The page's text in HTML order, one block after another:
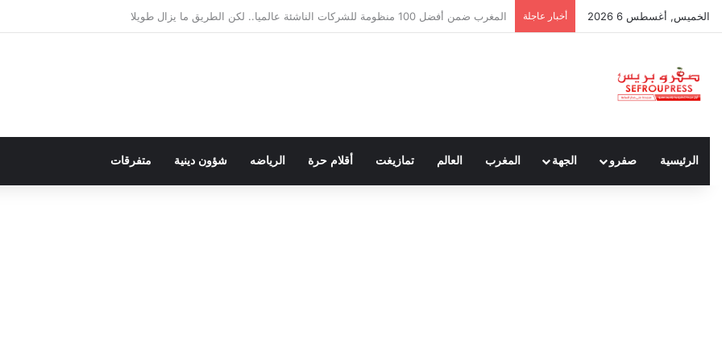
الخميس, أغسطس 6 2026 أخبار عاجلة سبتة ومليلية… حين يتحدث أنصار الديمقراطية بلسان الاستعمار
الرئيسية صفرو الجهة المغرب العالم تمازيغت أقلام حرة الرياضه شؤون دينية متفرقات